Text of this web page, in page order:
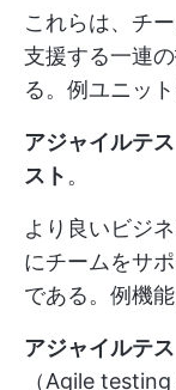
これらは、チ
支援する一連
る。例ユニッ
アジャイルテ
スト 。
より良いビジ
にチームをサ
である。例機能
アジャイルテ
（Agile